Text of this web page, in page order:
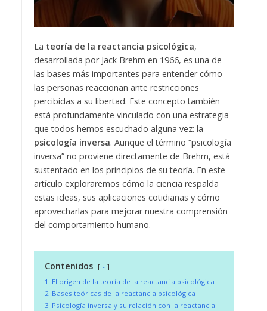
La teoría de la reactancia psicológica,
desarrollada por Jack Brehm en 1966, es una de
las bases más importantes para entender cómo
las personas reaccionan ante restricciones
percibidas a su libertad. Este concepto también
está profundamente vinculado con una estrategia
que todos hemos escuchado alguna vez: la
psicología inversa. Aunque el término “psicología
inversa” no proviene directamente de Brehm, está
sustentado en los principios de su teoría. En este
artículo exploraremos cómo la ciencia respalda
estas ideas, sus aplicaciones cotidianas y cómo
aprovecharlas para mejorar nuestra comprensión
del comportamiento humano.
Contenidos
-
1 El origen de la teoría de la reactancia psicológica
2 Bases teóricas de la reactancia psicológica
3 Psicología inversa y su relación con la reactancia